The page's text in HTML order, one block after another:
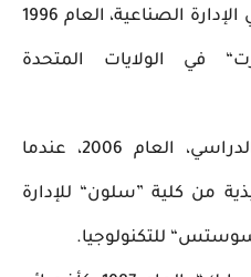
وحصل على ماجستير في الإدارة الصناعية، العام 1996
في الولايات المتحدة
وتوج البنيان تحصيله الدراسي، العام 2006، عندما
من كلية ”سلون“ للإدارة
للتكنولوجيا.